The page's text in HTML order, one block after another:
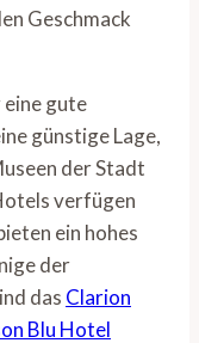
Geschmack
gute
günstige Lage,
der Stadt
verfügen
ein hohes
der
das Clarion
Blu Hotel